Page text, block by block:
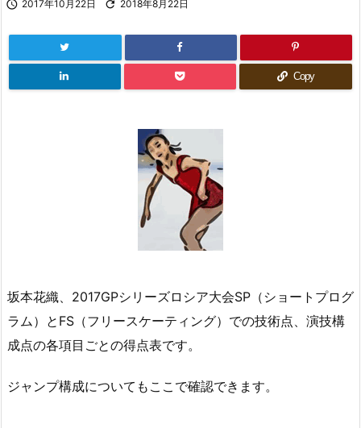
 2017年10月22日  2018年8月22日
Copy
坂本花織、2017GPシリーズロシア大会SP（ショートプログ
ラム）とFS（フリースケーティング）での技術点、演技構
成点の各項目ごとの得点表です。
ジャンプ構成についてもここで確認できます。